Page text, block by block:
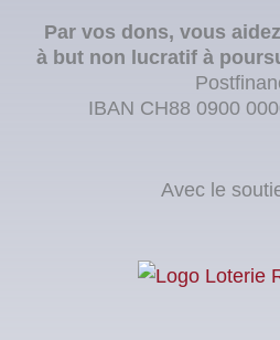
Par vos dons, vous
à but non lucratif à
IBAN CH88 0900
Avec le